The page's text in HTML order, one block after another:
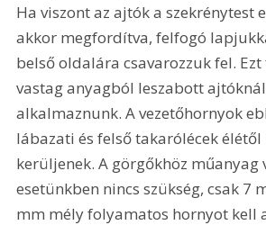
Ha viszont az ajtók a szekrénytest
akkor megfordítva, felfogó
belső oldalára csavarozzuk fel.
vastag anyagból leszabott
alkalmaznunk. A vezetőhornyok
lábazati és felső takarólécek
kerüljenek. A görgőkhöz műanyag
esetünkben nincs szükség, csak 7
mm mély folyamatos hornyot kell